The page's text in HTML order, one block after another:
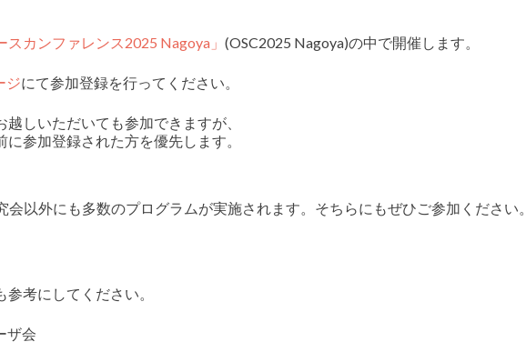
スカンファレンス2025 Nagoya」 (OSC2025 Nagoya)の中で開催します。
ジにて参加登録を行ってください。
しいただいても参加できますが、
参加登録された方を優先します。
会以外にも多数のプログラムが実施されます。そちらにもぜひご参加ください。
参考にしてください。
ザ会